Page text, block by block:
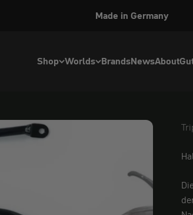
Made in Germany
Shop Worlds BrandsNewsAbout